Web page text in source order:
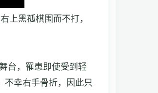
上黑孤棋围而不打，
台，罹患即使受到轻
不幸右手骨折，因此只